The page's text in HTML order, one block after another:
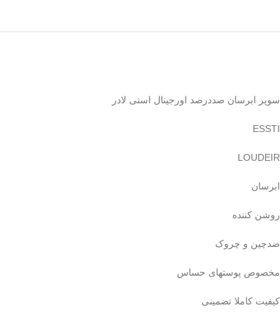
سوپر ابرسان صددرصد اورجینال استی لادر‌
ESSTI
LOUDEIR
ابرسان
روشن کننده
ضدچین و چروک
مخصوص پوستهای حساس
کیفیت کاملا تضمینی